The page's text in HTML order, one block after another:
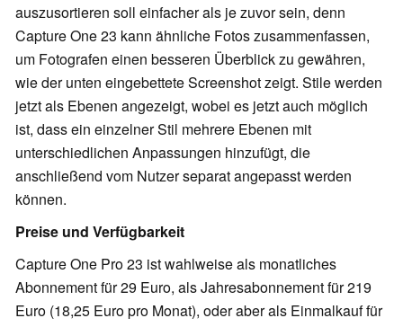
auszusortieren soll einfacher als je zuvor sein, denn
Capture One 23 kann ähnliche Fotos zusammenfassen,
um Fotografen einen besseren Überblick zu gewähren,
wie der unten eingebettete Screenshot zeigt. Stile werden
jetzt als Ebenen angezeigt, wobei es jetzt auch möglich
ist, dass ein einzelner Stil mehrere Ebenen mit
unterschiedlichen Anpassungen hinzufügt, die
anschließend vom Nutzer separat angepasst werden
können.
Preise und Verfügbarkeit
Capture One Pro 23 ist wahlweise als monatliches
Abonnement für 29 Euro, als Jahresabonnement für 219
Euro (18,25 Euro pro Monat), oder aber als Einmalkauf für